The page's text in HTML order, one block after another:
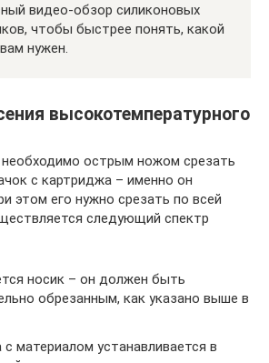
видео-обзор силиконовых
чтобы быстрее понять, какой
нужен.
высокотемпературного
острым ножом срезать
с картриджа – именно он
этом его нужно срезать по всей
следующий спектр
носик – он должен быть
обрезанным, как указано выше в
с материалом устанавливается в